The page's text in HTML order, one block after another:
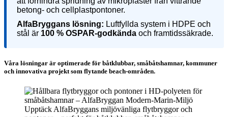
betong- och cellplastpontoner.
AlfaBryggans lösning: Luftfyllda system i HDPE och
stål är 100 % OSPAR-godkända och framtidssäkrade.
Våra lösningar är optimerade för båtklubbar, småbåtshamnar, kommuner
och innovativa projekt som flytande beach-områden.
Upptäck AlfaBryggans miljövänliga flytbryggor och